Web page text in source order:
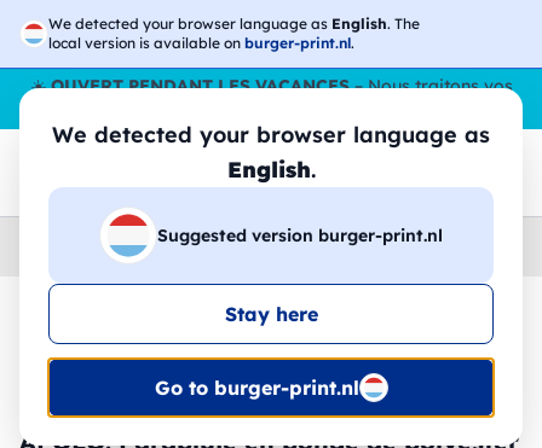
We detected your browser language as English. The
local version is available on burger-print.nl.
We detected your browser language as
English.
Suggested version burger-print.nl
Stay here
Go to burger-print.nl
☀️OUVERT PENDANT LES VACANCES– Nous traitons vos
Accessoires › parapluies-personnalises
🔥 Impression DTF à -30 %
APOLO. Parapluie en pongé de polyester